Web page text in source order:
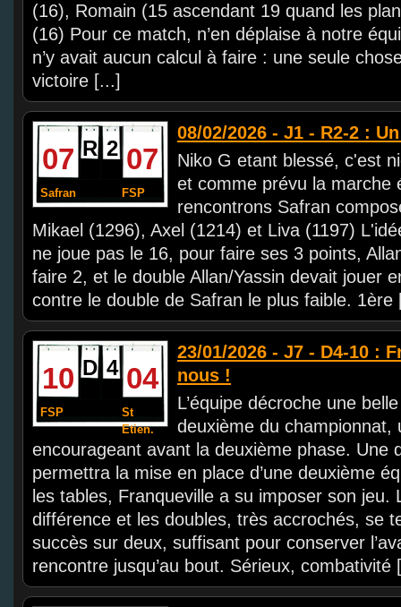
(16), Romain (15 ascendant 19 quand les
(16) Pour ce match, n’en déplaise à notre
n’y avait aucun calcul à faire : une seule
victoire [...]
R 2
07 07
Safran FSP
08/02/2026 - J1 - R2-2 :
Niko G etant blessé, c'est
et comme prévu la marche
rencontrons Safran
Mikael (1296), Axel (1214) et Liva (1197)
ne joue pas le 16, pour faire ses 3 points,
faire 2, et le double Allan/Yassin devait jouer
contre le double de Safran le plus faible. 1ère
D 4
10 04
FSP
St
Etien.
23/01/2026 - J7 - D4-10 :
nous !
L’équipe décroche une
deuxième du championnat,
encourageant avant la deuxième phase. Une
permettra la mise en place d’une deuxième
les tables, Franqueville a su imposer son jeu.
différence et les doubles, très accrochés, se
succès sur deux, suffisant pour conserver
rencontre jusqu’au bout. Sérieux, combativité